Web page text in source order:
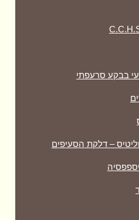
בבקע סרעפתי
– דלקת הסעיפים